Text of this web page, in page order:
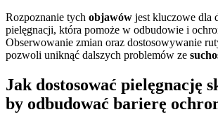
Rozpoznanie tych objawów jest kluczowe dla
pielęgnacji, która pomoże w odbudowie i
Obserwowanie zmian oraz dostosowywanie
pozwoli uniknąć dalszych problemów ze
Jak dostosować pielęgnację
by odbudować barierę